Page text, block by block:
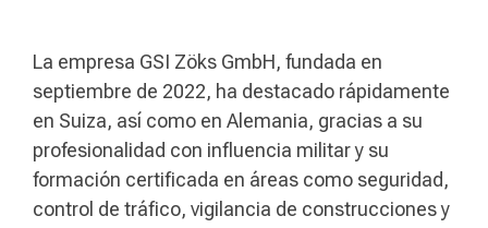
La empresa GSI Zöks GmbH, fundada en
septiembre de 2022, ha destacado rápidamente
en Suiza, así como en Alemania, gracias a su
profesionalidad con influencia militar y su
formación certificada en áreas como seguridad,
control de tráfico, vigilancia de construcciones y